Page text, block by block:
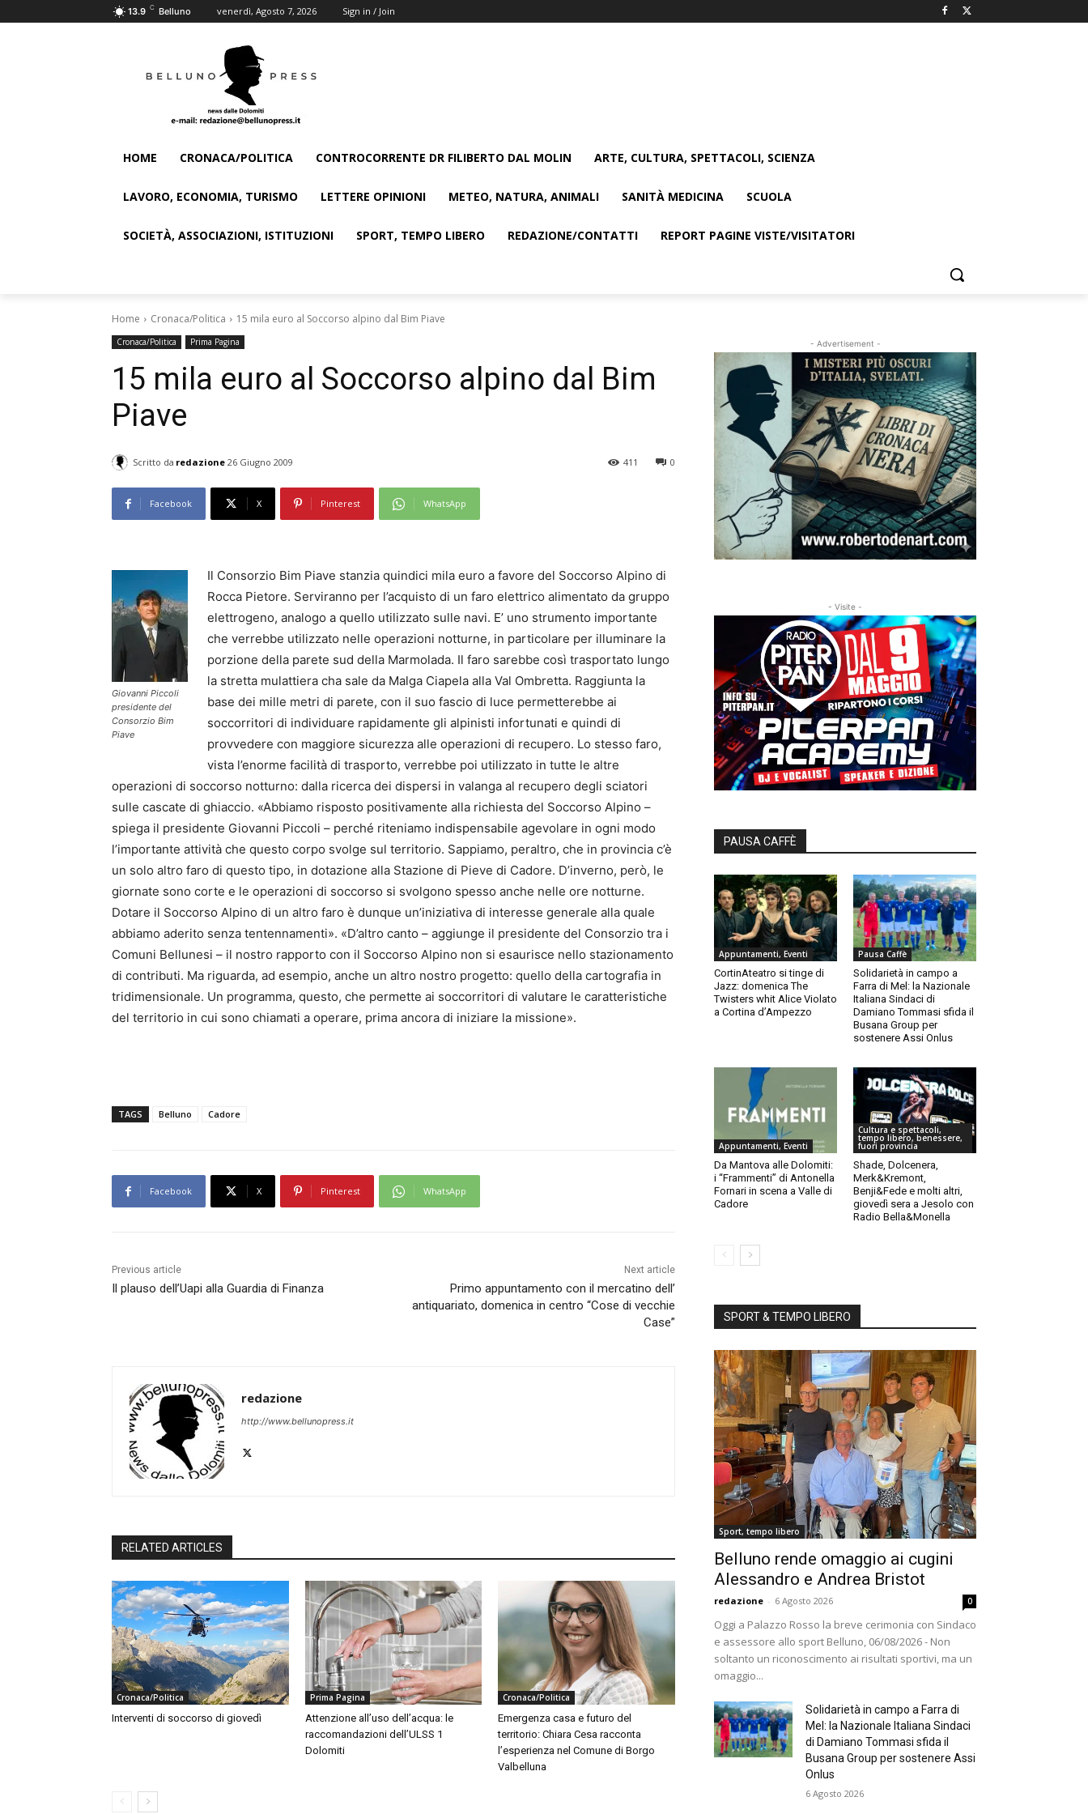
13.9 C Belluno venerdì, Agosto 7, 2026 Sign in / Join
HOME CRONACA/POLITICA CONTROCORRENTE DR FILIBERTO DAL MOLIN ARTE, CULTURA, SPETTACOLI, SCIENZA
LAVORO, ECONOMIA, TURISMO LETTERE OPINIONI METEO, NATURA, ANIMALI SANITÀ MEDICINA SCUOLA
SOCIETÀ, ASSOCIAZIONI, ISTITUZIONI SPORT, TEMPO LIBERO REDAZIONE/CONTATTI REPORT PAGINE VISTE/VISITATORI
Home Cronaca/Politica 15 mila euro al Soccorso alpino dal Bim Piave
Cronaca/Politica Prima Pagina
15 mila euro al Soccorso alpino dal Bim
Piave
Scritto da redazione 26 Giugno 2009 0
411
Facebook X Pinterest WhatsApp
Giovanni Piccoli
presidente del
Consorzio Bim
Piave
Il Consorzio Bim Piave stanzia quindici mila euro a favore del Soccorso Alpino di
Rocca Pietore. Serviranno per l’acquisto di un faro elettrico alimentato da gruppo
elettrogeno, analogo a quello utilizzato sulle navi. E’ uno strumento importante
che verrebbe utilizzato nelle operazioni notturne, in particolare per illuminare la
porzione della parete sud della Marmolada. Il faro sarebbe così trasportato lungo
la stretta mulattiera cha sale da Malga Ciapela alla Val Ombretta. Raggiunta la
base dei mille metri di parete, con il suo fascio di luce permetterebbe ai
soccorritori di individuare rapidamente gli alpinisti infortunati e quindi di
provvedere con maggiore sicurezza alle operazioni di recupero. Lo stesso faro,
vista l’enorme facilità di trasporto, verrebbe poi utilizzato in tutte le altre
operazioni di soccorso notturno: dalla ricerca dei dispersi in valanga al recupero degli sciatori
sulle cascate di ghiaccio. «Abbiamo risposto positivamente alla richiesta del Soccorso Alpino –
spiega il presidente Giovanni Piccoli – perché riteniamo indispensabile agevolare in ogni modo
l’importante attività che questo corpo svolge sul territorio. Sappiamo, peraltro, che in provincia c’è
un solo altro faro di questo tipo, in dotazione alla Stazione di Pieve di Cadore. D’inverno, però, le
giornate sono corte e le operazioni di soccorso si svolgono spesso anche nelle ore notturne.
Dotare il Soccorso Alpino di un altro faro è dunque un’iniziativa di interesse generale alla quale
abbiamo aderito senza tentennamenti». «D’altro canto – aggiunge il presidente del Consorzio tra i
Comuni Bellunesi – il nostro rapporto con il Soccorso Alpino non si esaurisce nello stazionamento
di contributi. Ma riguarda, ad esempio, anche un altro nostro progetto: quello della cartografia in
tridimensionale. Un programma, questo, che permette ai soccorritori di valutare le caratteristiche
del territorio in cui sono chiamati a operare, prima ancora di iniziare la missione».
TAGS Belluno Cadore
Facebook X Pinterest WhatsApp
Previous article
Il plauso dell’Uapi alla Guardia di Finanza
Next article
Primo appuntamento con il mercatino dell’
antiquariato, domenica in centro “Cose di vecchie
Case”
redazione
http://www.bellunopress.it
RELATED ARTICLES
Cronaca/Politica
Interventi di soccorso di giovedì
Prima Pagina
Attenzione all’uso dell’acqua: le
raccomandazioni dell’ULSS 1
Dolomiti
Cronaca/Politica
Emergenza casa e futuro del
territorio: Chiara Cesa racconta
l’esperienza nel Comune di Borgo
Valbelluna
- Advertisement -
- Visite -
PAUSA CAFFÈ
Appuntamenti, Eventi
CortinAteatro si tinge di
Jazz: domenica The
Twisters whit Alice Violato
a Cortina d’Ampezzo
Pausa Caffè
Solidarietà in campo a
Farra di Mel: la Nazionale
Italiana Sindaci di
Damiano Tommasi sfida il
Busana Group per
sostenere Assi Onlus
Appuntamenti, Eventi
Da Mantova alle Dolomiti:
i “Frammenti” di Antonella
Fornari in scena a Valle di
Cadore
Cultura e spettacoli,
tempo libero, benessere,
fuori provincia
Shade, Dolcenera,
Merk&Kremont,
Benji&Fede e molti altri,
giovedì sera a Jesolo con
Radio Bella&Monella
SPORT & TEMPO LIBERO
Sport, tempo libero
Belluno rende omaggio ai cugini
Alessandro e Andrea Bristot
redazione - 6 Agosto 2026 0
Oggi a Palazzo Rosso la breve cerimonia con Sindaco
e assessore allo sport Belluno, 06/08/2026 - Non
soltanto un riconoscimento ai risultati sportivi, ma un
omaggio...
Solidarietà in campo a Farra di
Mel: la Nazionale Italiana Sindaci
di Damiano Tommasi sfida il
Busana Group per sostenere Assi
Onlus
6 Agosto 2026